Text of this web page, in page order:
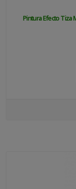
Pintura Efecto Tiza